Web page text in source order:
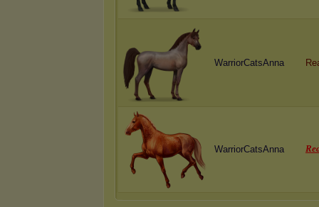
WarriorCatsAnna
WarriorCatsAnna Re